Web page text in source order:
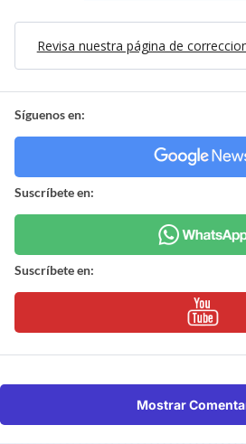
Revisa nuestra página de
Síguenos en:
Suscríbete en:
Suscríbete en:
Mostrar